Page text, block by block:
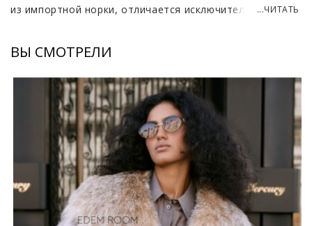
из импортной норки, отличается исключительной
изысканность, делая его отличным дополнением к
любому гардеробу. Полушубок можно носить как с
брюками, так и с юбками, его длина составляет 70-75
Изюминка образа - пышный капюшон из меха рыси,
который не только придает изделию неповторимый
шарм, но и обеспечивает дополнительную защиту от
холода и ветра. Капюшон создает элегантный силуэт и
подчеркивает индивидуальность своей
обладательницы. Кроме того, талию украшает
...ЧИТАТЬ
ВЫ СМОТРЕЛИ